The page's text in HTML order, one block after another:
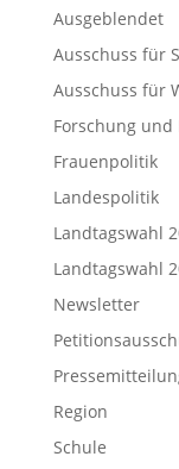
Ausgeblendet
Ausschuss für
Ausschuss für
Forschung
Frauenpolitik
Landespolitik
Landtagswahl
Landtagswahl
Newsletter
Region
Schule